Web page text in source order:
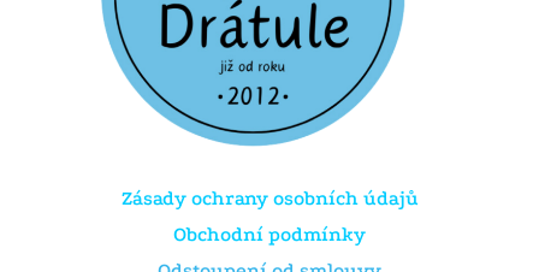
Zásady ochrany osobních údajů
Obchodní podmínky